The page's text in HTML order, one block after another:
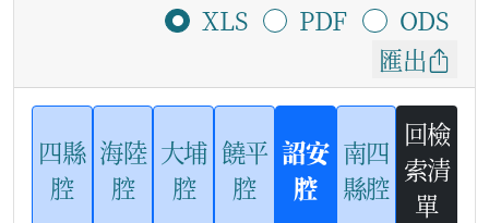
XLS
PDF
ODS
匯出
四縣
腔
海陸
腔
大埔
腔
饒平
腔
詔安
腔
南四
縣腔
回檢
索清
單